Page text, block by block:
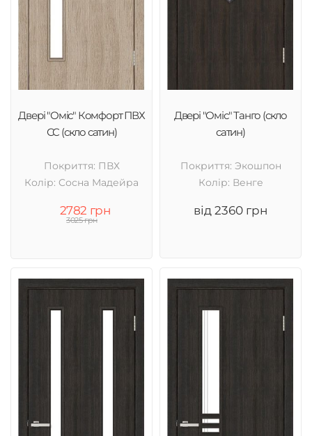
Двері "Оміс" Комфорт ПВХ
СС (скло сатин)
Покриття: ПВХ
Колір: Cосна Мадейра
2782 грн
3025 грн
Двері "Оміс" Танго (скло
сатин)
Покриття: Экошпон
Колір: Венге
від 2360 грн